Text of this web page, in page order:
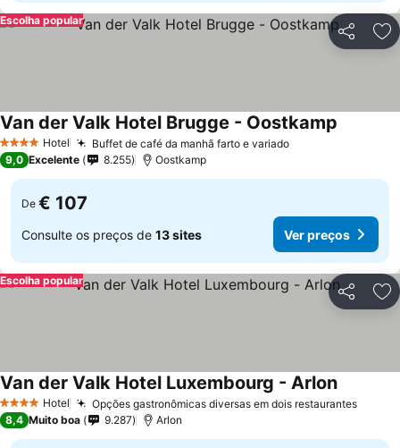
Partilhar
Escolha popular
4 EstrelasHotel Buffet de café da manhã farto e variado
Van der Valk Hotel Brugge - Oostkamp
9,0 Excelente 8.255 Oostkamp
De € 107
Consulte os preços de 13 sites Ver preços
Partilhar
Escolha popular
4 EstrelasHotel Opções gastronômicas diversas em dois restaurantes
Van der Valk Hotel Luxembourg - Arlon
8,4 Muito boa 9.287 Arlon